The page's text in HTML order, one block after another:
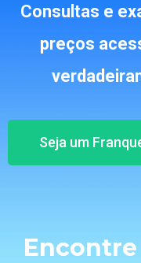
Consultas e
preços
Seja um
Encontre